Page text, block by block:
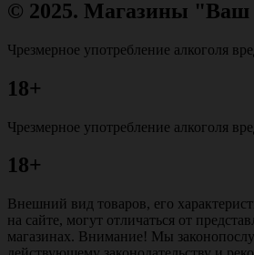
© 2025. Магазины "Ваш
Чрезмерное употребление алкоголя
18+
Чрезмерное употребление алкоголя
18+
Внешний вид товаров, его
на сайте, могут отличаться от
магазинах. Внимание! Мы